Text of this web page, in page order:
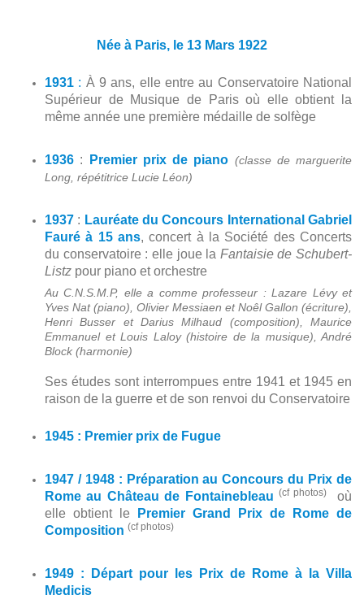
Née à Paris, le 13 Mars 1922
1931 : À 9 ans, elle entre au Conservatoire National
Supérieur de Musique de Paris où elle obtient la
même année une première médaille de solfège
1936 : Premier prix de piano (classe de marguerite
Long, répétitrice Lucie Léon)
1937 : Lauréate du Concours International Gabriel
Fauré à 15 ans, concert à la Société des Concerts
du conservatoire : elle joue la Fantaisie de Schubert-
Listz pour piano et orchestre
Au C.N.S.M.P, elle a comme professeur : Lazare Lévy et
Yves Nat (piano), Olivier Messiaen et Noêl Gallon (écriture),
Henri Busser et Darius Milhaud (composition), Maurice
Emmanuel et Louis Laloy (histoire de la musique), André
Block (harmonie)
Ses études sont interrompues entre 1941 et 1945 en
raison de la guerre et de son renvoi du Conservatoire
1945 : Premier prix de Fugue
1947 / 1948 : Préparation au Concours du Prix de
Rome au Château de Fontainebleau (cf photos)
où
elle obtient le
Premier Grand Prix de Rome de
Composition (cf photos)
1949 :
Départ pour les Prix de Rome à la Villa
Medicis